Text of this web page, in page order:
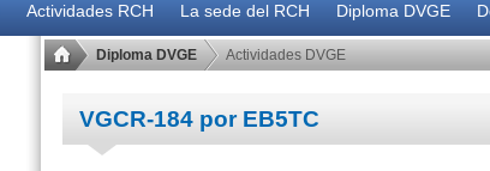
Actividades RCH La sede del RCH Diploma DVGE
Diploma DVGE Actividades DVGE
VGCR-184 por EB5TC